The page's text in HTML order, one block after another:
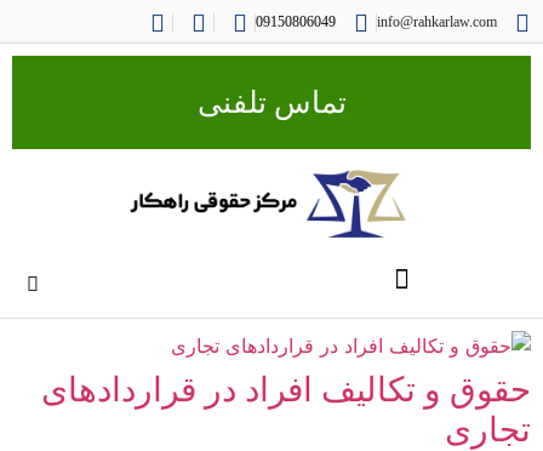
info@rahkarlaw.com
09150806049
تماس تلفنی
حقوق و تکالیف افراد در قراردادهای
تجاری